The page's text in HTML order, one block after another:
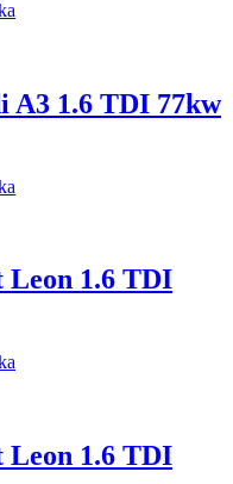
A3 1.6 TDI 77kw
Leon 1.6 TDI
Leon 1.6 TDI